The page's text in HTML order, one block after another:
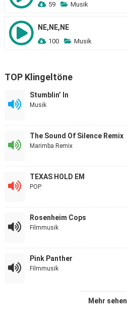
59 Musik
NE,NE,NE
100 Musik
TOP Klingeltöne
Stumblin’ In
Musik
The Sound Of Silence Remix
Marimba Remix
TEXAS HOLD EM
POP
Rosenheim Cops
Filmmusik
Pink Panther
Filmmusik
Mehr sehen